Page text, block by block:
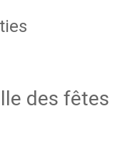
des fêtes